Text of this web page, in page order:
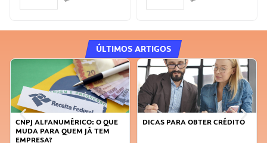
ÚLTIMOS ARTIGOS
CNPJ ALFANUMÉRICO: O QUE
MUDA PARA QUEM JÁ TEM
EMPRESA?
DICAS PARA OBTER CRÉDITO